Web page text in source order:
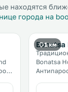
находятся
города на
1 км
Bonatsa
Bonatsa
Антипароса. С его
вид на